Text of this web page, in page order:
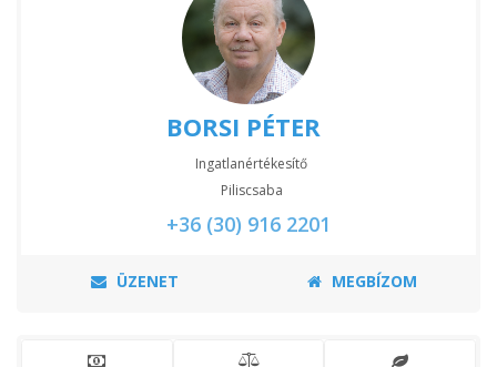
BORSI PÉTER
Ingatlanértékesítő
Piliscsaba
+36 (30) 916 2201
ÜZENET MEGBÍZOM